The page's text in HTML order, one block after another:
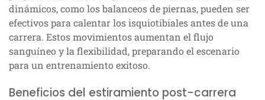
dinámicos, como los balanceos de piernas, pueden ser
efectivos para calentar los isquiotibiales antes de una
carrera. Estos movimientos aumentan el flujo
sanguíneo y la flexibilidad, preparando el escenario
para un entrenamiento exitoso.
Beneficios del estiramiento post-carrera